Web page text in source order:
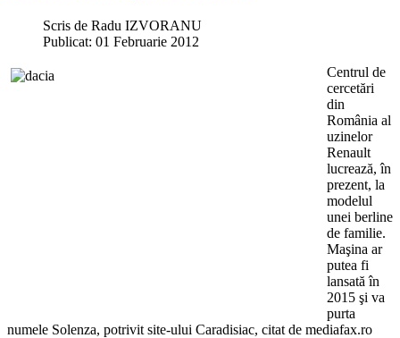
Scris de Radu IZVORANU
Publicat: 01 Februarie 2012
Centrul de
cercetări
din
România al
uzinelor
Renault
lucrează, în
prezent, la
modelul
unei berline
de familie.
Maşina ar
putea fi
lansată în
2015 şi va
purta
numele Solenza, potrivit site-ului Caradisiac, citat de mediafax.ro